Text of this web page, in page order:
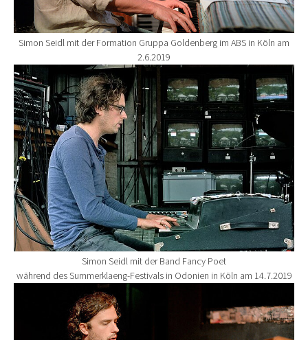
Simon Seidl mit der Formation Gruppa Goldenberg im ABS in Köln am
2.6.2019
Show larger version for:
Simon Seidl mit der Band Fancy Poet
während des Summerklaeng-Festivals in Odonien in Köln am 14.7.2019
Show larger version for: